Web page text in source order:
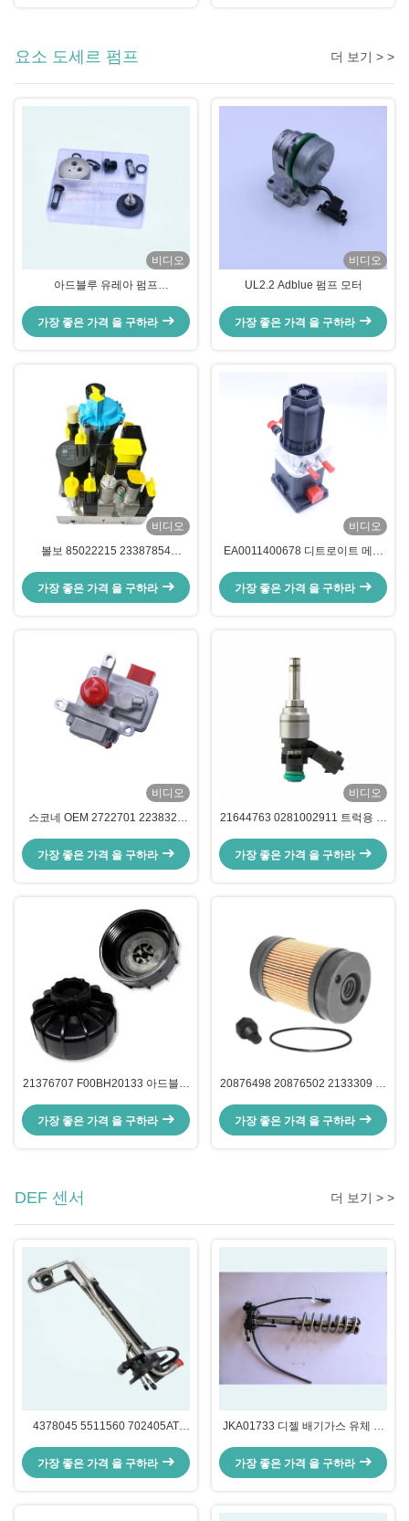
요소 도세르 펌프 더 보기 > >
비디오
아드블루 유레아 펌프
가장 좋은 가격 을 구하라
비디오
UL2.2 Adblue 펌프 모터
가장 좋은 가격 을 구하라
비디오
볼보 85022215 23387854
을 위한 펌프를 투약하는 SCR Ｌ
아드블루 요소
가장 좋은 가격 을 구하라
비디오
EA0011400678 디트로이트 메르
아 펌프
가장 좋은 가격 을 구하라
비디오
스코네 OEM 2722701 2238325
도세르 펌프 장비 부분
가장 좋은 가격 을 구하라
비디오
21644763 0281002911 트럭용 유
가장 좋은 가격 을 구하라
21376707 F00BH20133 아드블루
가장 좋은 가격 을 구하라
20876498 20876502 2133309 아
아 펌프 필터
가장 좋은 가격 을 구하라
DEF 센서 더 보기 > >
4378045 5511560 702405AT
가스 액체 레벨 센서
가장 좋은 가격 을 구하라
JKA01733 디젤 배기가스 유체 레
가장 좋은 가격 을 구하라